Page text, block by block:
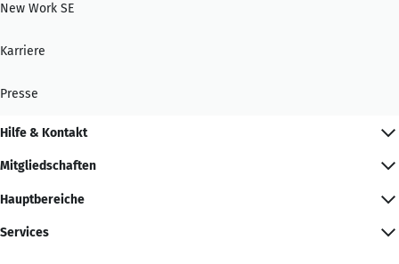
New Work SE
Karriere
Presse
Hilfe & Kontakt
Mitgliedschaften
Hauptbereiche
Services